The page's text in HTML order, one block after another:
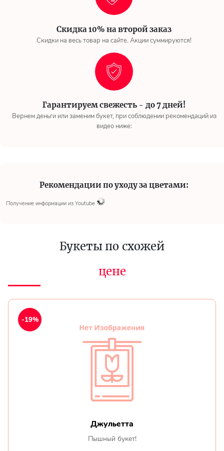
Скидка 10% на второй заказ
Скидки на весь товар на сайте. Акции суммируются!
Гарантируем свежесть - до 7 дней!
Вернем деньги или заменим букет, при соблюдении рекомендаций из
видео ниже:
Рекомендации по уходу за цветами:
Получение информации из Youtube
Букеты по схожей
цене
Джульетта
Пышный букет!
-19%